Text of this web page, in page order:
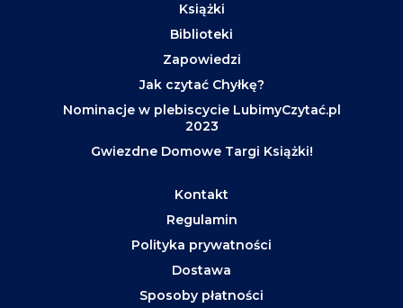
Książki
Biblioteki
Zapowiedzi
Jak czytać Chyłkę?
Nominacje w plebiscycie LubimyCzytać.pl
2023
Gwiezdne Domowe Targi Książki!
Kontakt
Regulamin
Polityka prywatności
Dostawa
Sposoby płatności